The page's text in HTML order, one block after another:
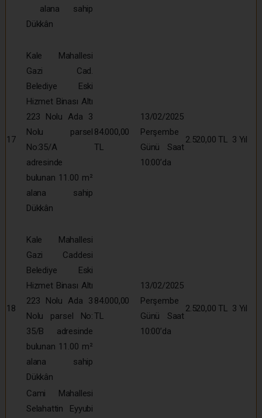
alana sahip
Dükkân
17
Kale Mahallesi
Gazi Cad.
Belediye Eski
Hizmet Binası Altı
223 Nolu Ada 3
Nolu parsel
No:35/A
adresinde
bulunan 11.00 m²
alana sahip
Dükkân
84.000,00
TL
13/02/2025
Perşembe
Günü Saat
10:00’da
2.520,00 TL 3 Yıl
18
Kale Mahallesi
Gazi Caddesi
Belediye Eski
Hizmet Binası Altı
223 Nolu Ada 3
Nolu parsel No:
35/B adresinde
bulunan 11.00 m²
alana sahip
Dükkân
84.000,00
TL
13/02/2025
Perşembe
Günü Saat
10:00’da
2.520,00 TL 3 Yıl
Cami Mahallesi
Selahattin Eyyubi